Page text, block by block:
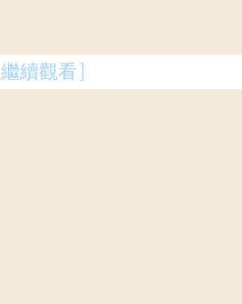
[ 繼續觀看 ]